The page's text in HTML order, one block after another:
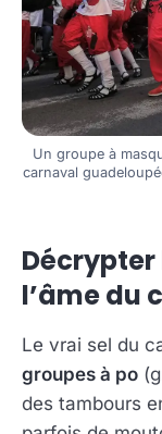
Un groupe à
carnaval
Décrypter
l’âme du
Le vrai sel du
groupes à po
des tambours